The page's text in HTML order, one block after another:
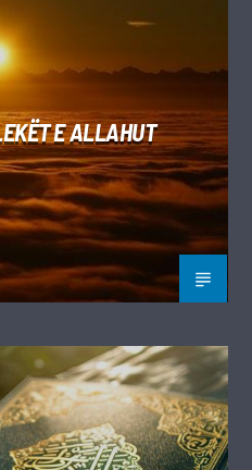
E ALLAHUT